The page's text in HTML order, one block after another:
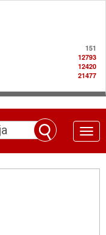
151
12793
12420
21477
Toggle